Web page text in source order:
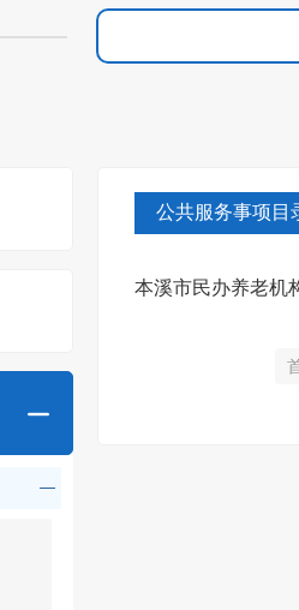
公共服务事项目
本溪市民办养老机